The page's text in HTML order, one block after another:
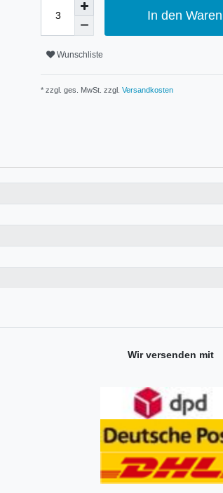
In den
Wunschliste
* zzgl. ges. MwSt. zzgl. Versandkosten
Wir versenden mit